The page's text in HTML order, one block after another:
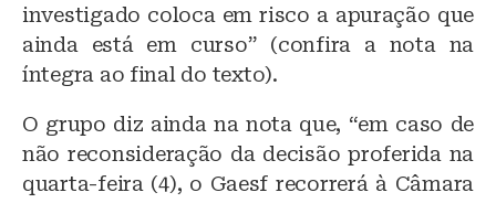
investigado coloca em risco a apuração que
ainda está em curso” (confira a nota na
íntegra ao final do texto).
O grupo diz ainda na nota que, “em caso de
não reconsideração da decisão proferida na
quarta-feira (4), o Gaesf recorrerá à Câmara